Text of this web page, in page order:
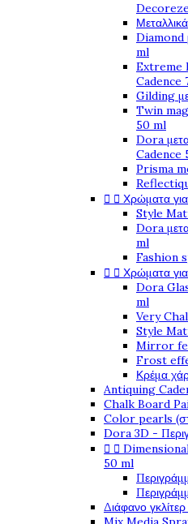
Diamond
ml
Extreme
Cadence
Gilding
Twin
50 ml
Dora
Cadence
Prisma
  Χρώματα
Style
Dora
ml
Fashion
  Χρώματα
Dora
ml
Very
Style
Mirror
Frost
Κρέμα
Antiquing
Chalk Board
Color pearls
Dora 3D -
 
50 ml
Διάφανο